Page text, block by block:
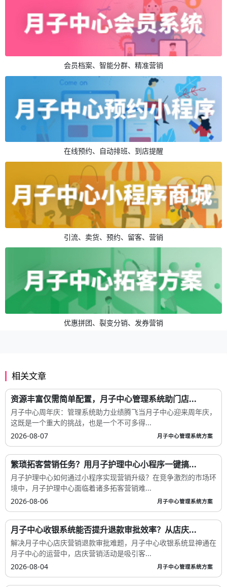
会员档案、智能分群、精准营销
在线预约、自动排班、到店提醒
引流、卖货、预约、留客、营销
优惠拼团、裂变分销、发券营销
相关文章
资源丰富仅需简单配置，月子中心管理系统助门店...
月子中心周年庆：管理系统助力业绩腾飞当月子中心迎来周年庆，
这既是一个重大的挑战，也是一个不可多得...
2026-08-07
月子中心管理系统方案
繁琐拓客营销任务？用月子护理中心小程序一键搞...
月子护理中心如何通过小程序实现营销升级？在竞争激烈的市场环
境中，月子护理中心面临着诸多拓客营销难...
2026-08-06
月子中心管理系统方案
月子中心收银系统能否提升退款审批效率？从店庆...
解决月子中心店庆营销退款审批难题，月子中心收银系统显神通在
月子中心的运营中，店庆营销活动是吸引客...
2026-08-04
月子中心管理系统方案